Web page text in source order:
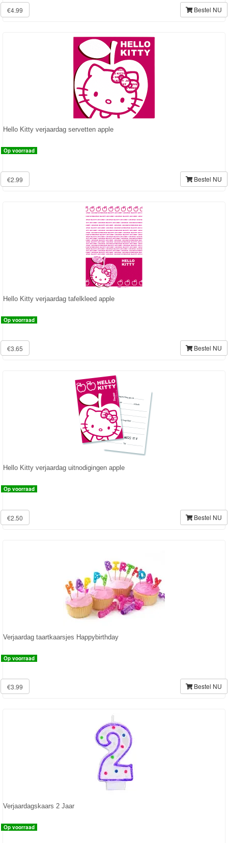
Planes
de
bouwer
SpongeBob
Story
Trolls
Turtles
Poncho
Kinderkamer
OP=OP!
€4.99 Bestel NU
Hello Kitty verjaardag servetten apple
Op voorraad
€2.99 Bestel NU
Hello Kitty verjaardag tafelkleed apple
Op voorraad
€3.65 Bestel NU
Hello Kitty verjaardag uitnodigingen apple
Op voorraad
€2.50 Bestel NU
Verjaardag taartkaarsjes Happybirthday
Op voorraad
€3.99 Bestel NU
Verjaardagskaars 2 Jaar
Op voorraad